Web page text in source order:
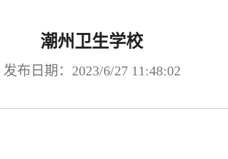
潮州卫生学校
发布日期：2023/6/27 11:48:02